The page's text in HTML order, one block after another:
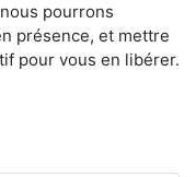
pourrons
présence, et mettre
pour vous en libérer.